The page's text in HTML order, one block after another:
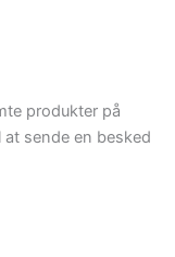
produkter på
sende en besked